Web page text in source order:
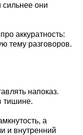
они
аккуратность:
тему разговоров.
напоказ.
тишине.
а
и внутренний